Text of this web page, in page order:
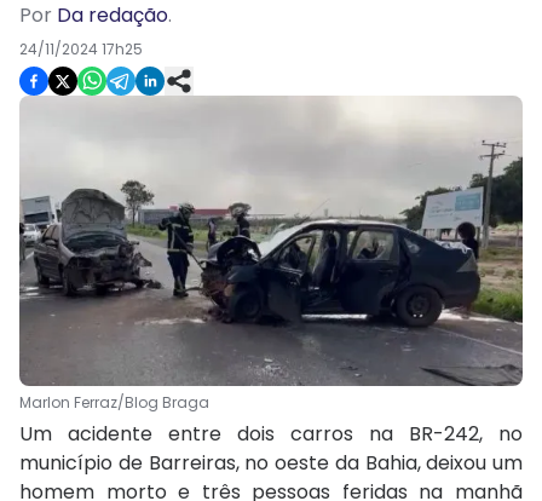
Por Da redação.
24/11/2024 17h25
Marlon Ferraz/Blog Braga
Um acidente entre dois carros na BR-242, no
município de Barreiras, no oeste da Bahia, deixou um
homem morto e três pessoas feridas na manhã